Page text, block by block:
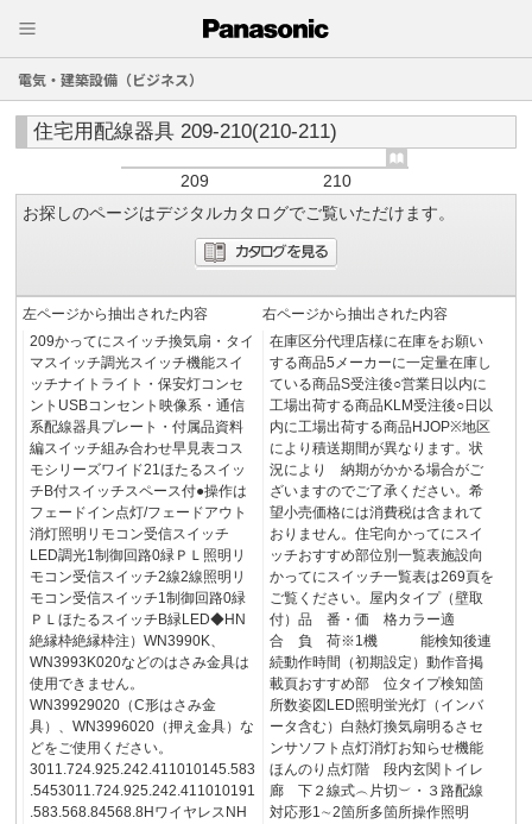
電気・建築設備（ビジネス）
住宅用配線器具 209-210(210-211)
209
210
お探しのページはデジタルカタログでご覧いただけます。
左ページから抽出された内容
209かってにスイッチ換気扇・タイ
マスイッチ調光スイッチ機能スイ
ッチナイトライト・保安灯コンセ
ントUSBコンセント映像系・通信
系配線器具プレート・付属品資料
編スイッチ組み合わせ早見表コス
モシリーズワイド21ほたるスイッ
チB付スイッチスペース付●操作は
フェードイン点灯/フェードアウト
消灯照明リモコン受信スイッチ
LED調光1制御回路0緑ＰＬ照明リ
モコン受信スイッチ2線2線照明リ
モコン受信スイッチ1制御回路0緑
ＰＬほたるスイッチB緑LED◆HN
絶縁枠絶縁枠注）WN3990K、
WN3993K020などのはさみ金具は
使用できません。
WN39929020（C形はさみ金
具）、WN3996020（押え金具）な
どをご使用ください。
3011.724.925.242.411010145.583
.5453011.724.925.242.411010191
.583.568.84568.8HワイヤレスNH
右ページから抽出された内容
在庫区分代理店様に在庫をお願い
する商品5メーカーに一定量在庫し
ている商品S受注後○営業日以内に
工場出荷する商品KLM受注後○日以
内に工場出荷する商品HJOP※地区
により積送期間が異なります。状
況により 納期がかかる場合がご
ざいますのでご了承ください。希
望小売価格には消費税は含まれて
おりません。住宅向かってにスイ
ッチおすすめ部位別一覧表施設向
かってにスイッチ一覧表は269頁を
ご覧ください。屋内タイプ（壁取
付）品 番・価 格カラー適
合 負 荷※1機 能検知後連
続動作時間（初期設定）動作音掲
載頁おすすめ部 位タイプ検知箇
所数姿図LED照明蛍光灯（インバ
ータ含む）白熱灯換気扇明るさセ
ンサソフト点灯消灯お知らせ機能
ほんのり点灯階 段内玄関トイレ
廊 下２線式︵片切︶・３路配線
対応形1∼2箇所多箇所操作照明